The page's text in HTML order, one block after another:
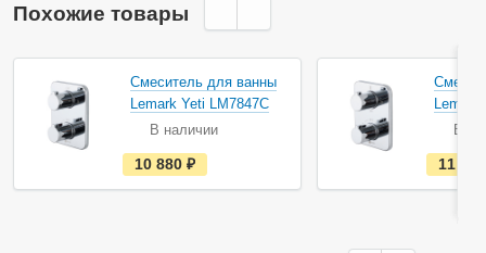
Похожие товары
Смеситель для ванны
Lemark Yeti LM7847C
В наличии
е
с
т
10 880
Lemark
В
11